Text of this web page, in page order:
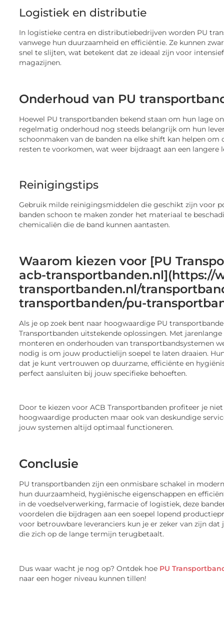
Logistiek en distributie
In logistieke centra en distributiebedrijven worden PU
vanwege hun duurzaamheid en efficiëntie. Ze kunnen
snel te slijten, wat betekent dat ze ideaal zijn voor
magazijnen.
Onderhoud van PU
Hoewel PU transportbanden bekend staan om hun lage
regelmatig onderhoud nog steeds belangrijk om hun
schoonmaken van de banden na elke shift kan helpen om
resten te voorkomen, wat weer bijdraagt aan een langere
Reinigingstips
Gebruik milde reinigingsmiddelen die geschikt zijn voor
banden schoon te maken zonder het materiaal te
chemicaliën die de band kunnen aantasten.
Waarom kiezen voor [PU
acb-transportbanden.nl](https://
transportbanden.nl/
transportbanden/pu-
Als je op zoek bent naar hoogwaardige PU
Transportbanden uitstekende oplossingen. Met
monteren en onderhouden van transportbandsystemen
nodig is om jouw productielijn soepel te laten draaien.
dat je kunt vertrouwen op duurzame, efficiënte en
perfect aansluiten bij jouw specifieke behoeften.
Door te kiezen voor ACB Transportbanden profiteer je
hoogwaardige producten maar ook van deskundige
jouw systemen altijd optimaal functioneren.
Conclusie
PU transportbanden zijn een onmisbare schakel in
hun duurzaamheid, hygiënische eigenschappen en
in de voedselverwerking, farmacie of logistiek, deze
voordelen die bijdragen aan een soepel lopend
voor betrouwbare leveranciers kun je er zeker van zijn
die zich op de lange termijn terugbetaalt.
Dus waar wacht je nog op? Ontdek hoe PU
naar een hoger niveau kunnen tillen!